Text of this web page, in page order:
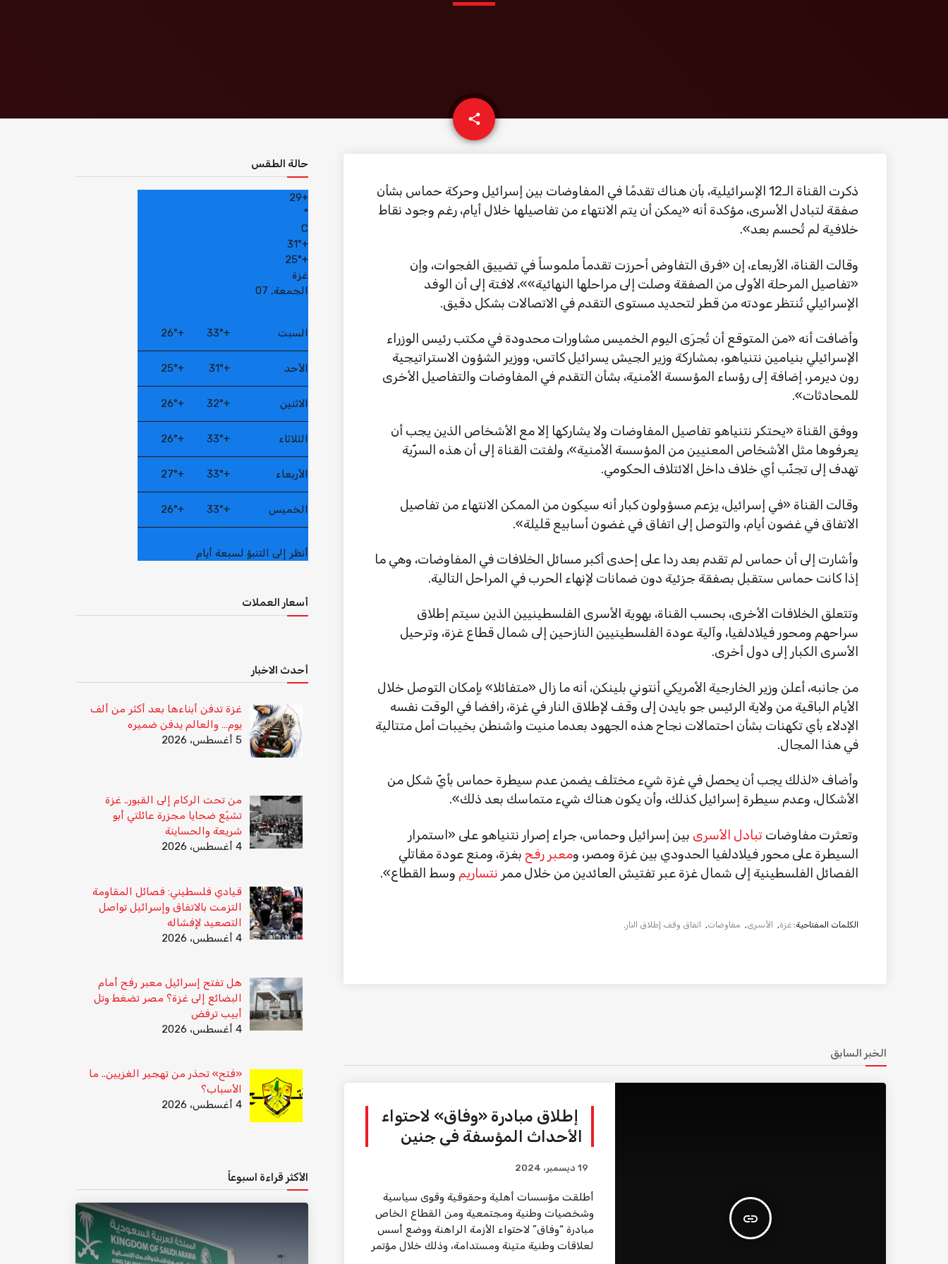
share
email
ذكرت القناة الـ12 الإسرائيلية، بأن هناك تقدمًا في المفاوضات بين إسرائيل وحركة حماس بشأن
صفقة لتبادل الأسرى، مؤكدة أنه «يمكن أن يتم الانتهاء من تفاصيلها خلال أيام، رغم وجود نقاط
خلافية لم تُحسم بعد».
وقالت القناة، الأربعاء، إن «فرق التفاوض أحرزت تقدماً ملموساً في تضييق الفجوات، وإن
«تفاصيل المرحلة الأولى من الصفقة وصلت إلى مراحلها النهائية»»، لافتة إلى أن الوفد
الإسرائيلي تُنتظر عودته من قطر لتحديد مستوى التقدم في الاتصالات بشكل دقيق.
وأضافت أنه «من المتوقع أن تُجرَى اليوم الخميس مشاورات محدودة في مكتب رئيس الوزراء
الإسرائيلي بنيامين نتنياهو، بمشاركة وزير الجيش يسرائيل كاتس، ووزير الشؤون الاستراتيجية
رون ديرمر، إضافة إلى رؤساء المؤسسة الأمنية، بشأن التقدم في المفاوضات والتفاصيل الأخرى
للمحادثات».
ووفق القناة «يحتكر نتنياهو تفاصيل المفاوضات ولا يشاركها إلا مع الأشخاص الذين يجب أن
يعرفوها مثل الأشخاص المعنيين من المؤسسة الأمنية»، ولفتت القناة إلى أن هذه السرّية
تهدف إلى تجنّب أي خلاف داخل الائتلاف الحكومي.
وقالت القناة «في إسرائيل، يزعم مسؤولون كبار أنه سيكون من الممكن الانتهاء من تفاصيل
الاتفاق في غضون أيام، والتوصل إلى اتفاق في غضون أسابيع قليلة».
وأشارت إلى أن حماس لم تقدم بعد ردا على إحدى أكبر مسائل الخلافات في المفاوضات، وهي ما
إذا كانت حماس ستقبل بصفقة جزئية دون ضمانات لإنهاء الحرب في المراحل التالية.
وتتعلق الخلافات الأخرى، بحسب القناة، بهوية الأسرى الفلسطينيين الذين سيتم إطلاق
سراحهم ومحور فيلادلفيا، وآلية عودة الفلسطينيين النازحين إلى شمال قطاع غزة، وترحيل
الأسرى الكبار إلى دول أخرى.
من جانبه، أعلن وزير الخارجية الأمريكي أنتوني بلينكن، أنه ما زال «متفائلا» بإمكان التوصل خلال
الأيام الباقية من ولاية الرئيس جو بايدن إلى وقف لإطلاق النار في غزة، رافضا في الوقت نفسه
الإدلاء بأي تكهنات بشأن احتمالات نجاح هذه الجهود بعدما منيت واشنطن بخيبات أمل متتالية
في هذا المجال.
وأضاف «لذلك يجب أن يحصل في غزة شيء مختلف يضمن عدم سيطرة حماس بأيّ شكل من
الأشكال، وعدم سيطرة إسرائيل كذلك، وأن يكون هناك شيء متماسك بعد ذلك».
وتعثرت مفاوضات تبادل الأسرى بين إسرائيل وحماس، جراء إصرار نتنياهو على «استمرار
السيطرة على محور فيلادلفيا الحدودي بين غزة ومصر، ومعبر رفح بغزة، ومنع عودة مقاتلي
الفصائل الفلسطينية إلى شمال غزة عبر تفتيش العائدين من خلال ممر نتساريم وسط القطاع».
الكلمات المفتاحية: غزة, الأسرى, مفاوضات, اتفاق وقف إطلاق النار
الخبر السابق
insert_link
إطلاق مبادرة «وفاق» لاحتواء
الأحداث المؤسفة في جنين
19 ديسمبر، 2024
أطلقت مؤسسات أهلية وحقوقية وقوى سياسية
وشخصيات وطنية ومجتمعية ومن القطاع الخاص
مبادرة “وفاق” لاحتواء الأزمة الراهنة ووضع أسس
لعلاقات وطنية متينة ومستدامة، وذلك خلال مؤتمر
حالة الطقس
+
29
°
C
+
31°
+
25°
غزة
الجمعة, 07
السبت +
33°
+
26°
الأحد +
31°
+
25°
الاثنين +
32°
+
26°
الثلاثاء +
33°
+
26°
الأربعاء +
33°
+
27°
الخميس +
33°
+
26°
أنظر إلى التنبؤ لسبعة أيام
أسعار العملات
أحدث الاخبار
غزة تدفن أبناءها بعد أكثر من ألف
يوم… والعالم يدفن ضميره
5 أغسطس، 2026
من تحت الركام إلى القبور.. غزة
تشيّع ضحايا مجزرة عائلتي أبو
شريعة والحساينة
4 أغسطس، 2026
قيادي فلسطيني: فصائل المقاومة
التزمت بالاتفاق وإسرائيل تواصل
التصعيد لإفشاله
4 أغسطس، 2026
هل تفتح إسرائيل معبر رفح أمام
البضائع إلى غزة؟ مصر تضغط وتل
أبيب ترفض
4 أغسطس، 2026
«فتح» تحذر من تهجير الغزيين.. ما
الأسباب؟
4 أغسطس، 2026
الأكثر قراءة اسبوعاً